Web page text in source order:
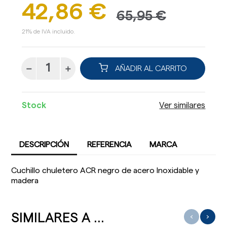
42,86 € 65,95 €
21% de IVA incluido.
AÑADIR AL CARRITO
Stock Ver similares
DESCRIPCIÓN REFERENCIA MARCA
Cuchillo chuletero ACR negro de acero Inoxidable y
madera
SIMILARES A ... ‹ ›